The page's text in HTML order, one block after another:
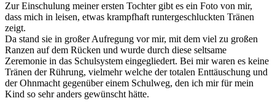
Zur Einschulung meiner ersten Tochter gibt es ein Foto von mir,
dass mich in leisen, etwas krampfhaft runtergeschluckten Tränen
zeigt.
Da stand sie in großer Aufregung vor mir, mit dem viel zu großen
Ranzen auf dem Rücken und wurde durch diese seltsame
Zeremonie in das Schulsystem eingegliedert. Bei mir waren es keine
Tränen der Rührung, vielmehr welche der totalen Enttäuschung und
der Ohnmacht gegenüber einem Schulweg, den ich mir für mein
Kind so sehr anders gewünscht hätte.